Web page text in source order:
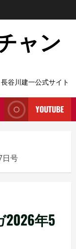
ャン
川建一公式サイト
YOUTUBE
日号
2026年5